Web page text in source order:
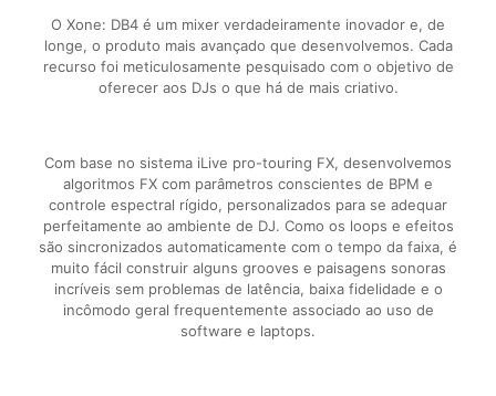
O Xone: DB4 é um mixer verdadeiramente inovador e, de
longe, o produto mais avançado que desenvolvemos. Cada
recurso foi meticulosamente pesquisado com o objetivo de
oferecer aos DJs o que há de mais criativo.
Com base no sistema iLive pro-touring FX, desenvolvemos
algoritmos FX com parâmetros conscientes de BPM e
controle espectral rígido, personalizados para se adequar
perfeitamente ao ambiente de DJ. Como os loops e efeitos
são sincronizados automaticamente com o tempo da faixa, é
muito fácil construir alguns grooves e paisagens sonoras
incríveis sem problemas de latência, baixa fidelidade e o
incômodo geral frequentemente associado ao uso de
software e laptops.